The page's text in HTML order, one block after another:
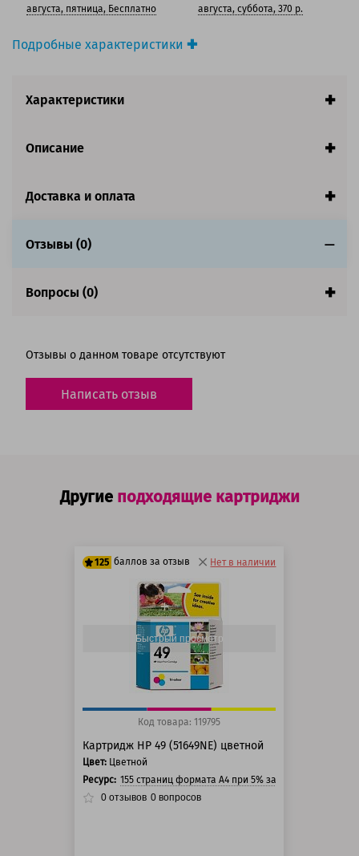
Подробные характеристики
Вид товара:Картридж струйный
заполнении страницы.
125 баллов
августа, пятница, Бесплатно
августа, суббота, 370 р.
Характеристики
Описание
Доставка и оплата
Отзывы (0)
Вопросы (0)
Отзывы о данном товаре отсутствуют
Написать отзыв
Другие подходящие картриджи
125 баллов за отзыв
100 баллов
125 баллов
Нет в наличии
Быстрый просмотр
Код товара: 119795
Картридж HP 49 (51649NE) цветной
Цвет: Цветной
Ресурс: 155 страниц формата A4 при 5% заполнении
0 отзывов 0 вопросов